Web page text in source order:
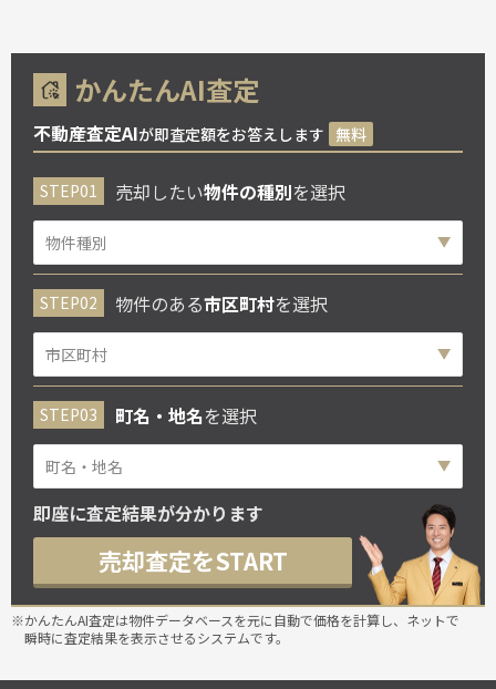
かんたんAI査定
不動産査定AIが即査定額をお答えします 無料
売却したい物件の種別を選択
物件のある市区町村を選択
町名・地名を選択
即座に査定結果が分かります
売却査定をSTART
※かんたんAI査定は物件データベースを元に自動で価格を計算し、ネットで
瞬時に査定結果を表示させるシステムです。